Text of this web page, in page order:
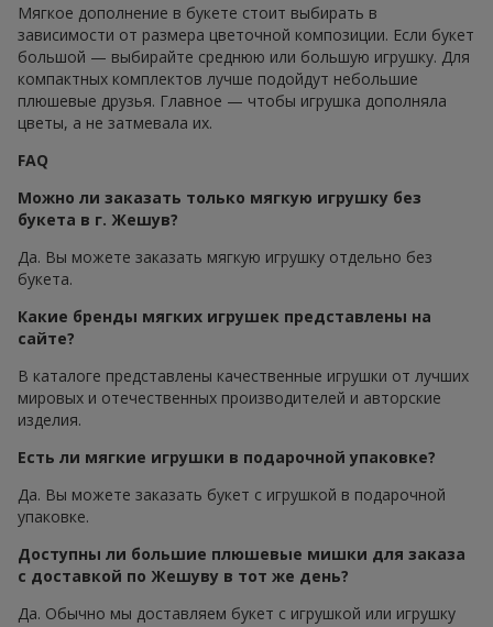
Мягкое дополнение в букете стоит выбирать в
зависимости от размера цветочной композиции. Если букет
большой — выбирайте среднюю или большую игрушку. Для
компактных комплектов лучше подойдут небольшие
плюшевые друзья. Главное — чтобы игрушка дополняла
цветы, а не затмевала их.
FAQ
Можно ли заказать только мягкую игрушку без
букета в г. Жешув?
Да. Вы можете заказать мягкую игрушку отдельно без
букета.
Какие бренды мягких игрушек представлены на
сайте?
В каталоге представлены качественные игрушки от лучших
мировых и отечественных производителей и авторские
изделия.
Есть ли мягкие игрушки в подарочной упаковке?
Да. Вы можете заказать букет с игрушкой в подарочной
упаковке.
Доступны ли большие плюшевые мишки для заказа
с доставкой по Жешуву в тот же день?
Да. Обычно мы доставляем букет с игрушкой или игрушку